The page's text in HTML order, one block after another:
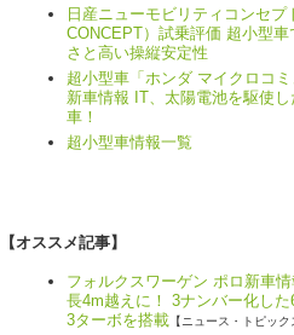
日産ニューモビリティコンセプ
CONCEPT）試乗評価 超小型
さと高い操縦安定性
超小型車「ホンダ マイクロコミ
新車情報 IT、太陽電池を駆使
車！
超小型車情報一覧
【オススメ記事】
フォルクスワーゲン ポロ新車
長4m越えに！ 3ナンバー化し
3ターボを搭載 【ニュース・トピック